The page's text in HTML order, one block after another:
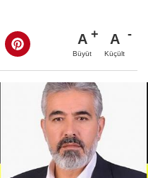
A
Büyüt
A
Küçült